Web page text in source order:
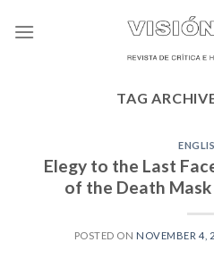
TAG
Elegy to the Last
of the Death
POSTED ON NOVEMBER 4,